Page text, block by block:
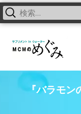
Primary
『バラモン